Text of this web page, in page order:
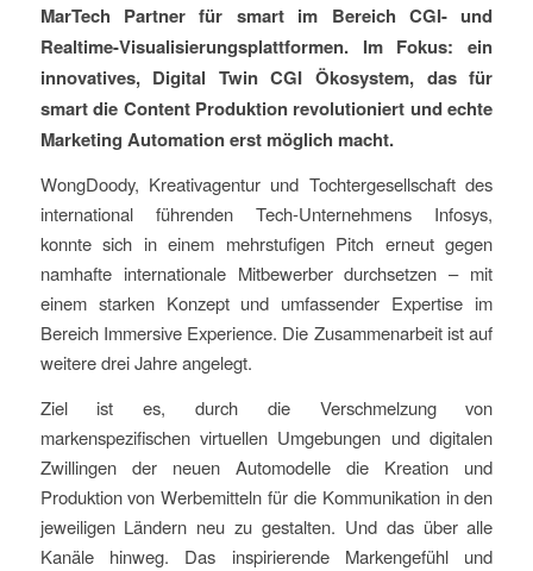
MarTech Partner für smart im Bereich CGI- und
Realtime-Visualisierungsplattformen. Im Fokus: ein
innovatives, Digital Twin CGI Ökosystem, das für
smart die Content Produktion revolutioniert und echte
Marketing Automation erst möglich macht.
WongDoody, Kreativagentur und Tochtergesellschaft des
international führenden Tech-Unternehmens Infosys,
konnte sich in einem mehrstufigen Pitch erneut gegen
namhafte internationale Mitbewerber durchsetzen – mit
einem starken Konzept und umfassender Expertise im
Bereich Immersive Experience. Die Zusammenarbeit ist auf
weitere drei Jahre angelegt.
Ziel ist es, durch die Verschmelzung von
markenspezifischen virtuellen Umgebungen und digitalen
Zwillingen der neuen Automodelle die Kreation und
Produktion von Werbemitteln für die Kommunikation in den
jeweiligen Ländern neu zu gestalten. Und das über alle
Kanäle hinweg. Das inspirierende Markengefühl und